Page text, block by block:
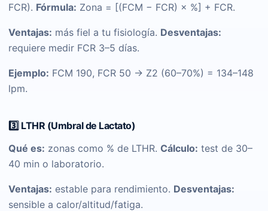
FCR). Fórmula: Zona = [(FCM − FCR) × %] + FCR.
Ventajas: más fiel a tu fisiología. Desventajas:
requiere medir FCR 3–5 días.
Ejemplo: FCM 190, FCR 50 → Z2 (60–70%) = 134–148
lpm.
3️⃣ LTHR (Umbral de Lactato)
Qué es: zonas como % de LTHR. Cálculo: test de 30–
40 min o laboratorio.
Ventajas: estable para rendimiento. Desventajas:
sensible a calor/altitud/fatiga.